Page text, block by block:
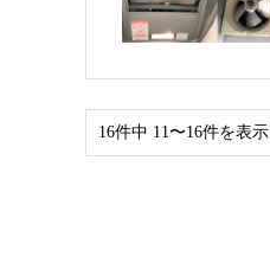
16件中 11〜16件を表示